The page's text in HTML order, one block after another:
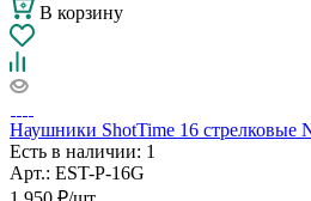
В корзину
Наушники ShotTime 16 стрелковые
Есть в наличии: 1
Арт.: EST-P-16G